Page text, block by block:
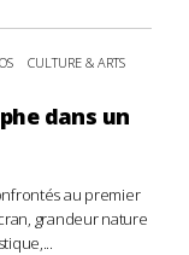
CULTURE & ARTS
dans un
au premier
grandeur nature